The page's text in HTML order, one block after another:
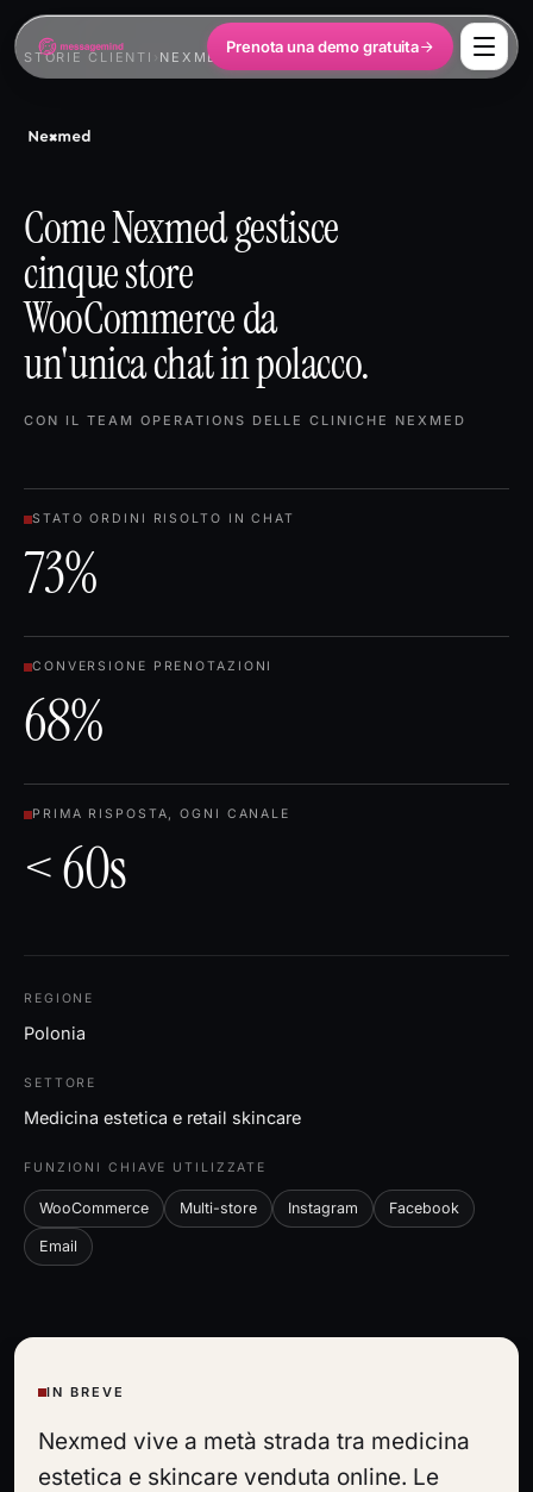
Prenota una demo gratuita
STORIE CLIENTI NEXMED
Come Nexmed gestisce
cinque store
WooCommerce da
un'unica chat in polacco.
CON IL TEAM OPERATIONS DELLE CLINICHE NEXMED
STATO ORDINI RISOLTO IN CHAT
73%
CONVERSIONE PRENOTAZIONI
68%
PRIMA RISPOSTA, OGNI CANALE
< 60s
REGIONE
Polonia
SETTORE
Medicina estetica e retail skincare
FUNZIONI CHIAVE UTILIZZATE
WooCommerce Multi-store Instagram Facebook
Email
IN BREVE
Nexmed vive a metà strada tra medicina
estetica e skincare venduta online. Le